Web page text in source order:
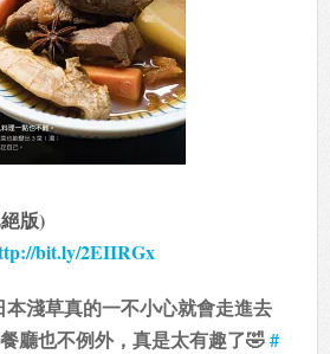
版)
bit.ly/2EIIRGx
本淺草真的一不小心就會走進去
廳也不例外，真是太有趣了🤣#